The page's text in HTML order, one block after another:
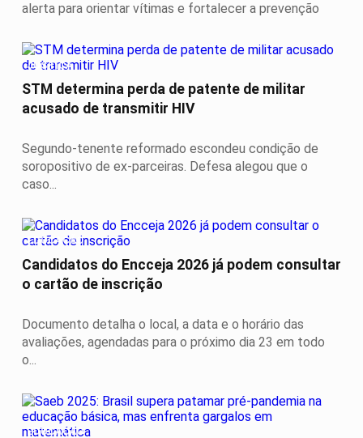
alerta para orientar vítimas e fortalecer a prevenção
JUSTIÇA
STM determina perda de patente de militar
acusado de transmitir HIV
Segundo-tenente reformado escondeu condição de
soropositivo de ex-parceiras. Defesa alegou que o
caso...
EDUCAÇÃO
Candidatos do Encceja 2026 já podem consultar
o cartão de inscrição
Documento detalha o local, a data e o horário das
avaliações, agendadas para o próximo dia 23 em todo
o...
EDUCAÇÃO